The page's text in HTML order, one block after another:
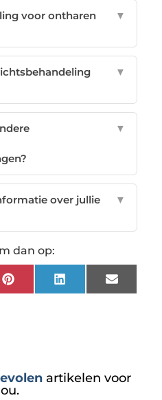
voor ontharen
▼
▼
▼
over jullie
▼
dan op:
Pinterest LinkedIn Email
artikelen voor